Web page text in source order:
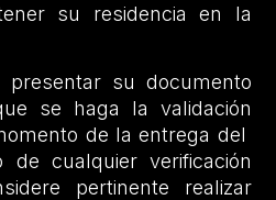
su residencia en la
presentar su documento
se haga la validación
de la entrega del
de cualquier verificación
pertinente realizar